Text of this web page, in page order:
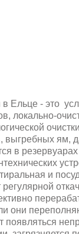
Ельце - это
локально-
выгребных ям,
в резервуарах
и
они
появляться